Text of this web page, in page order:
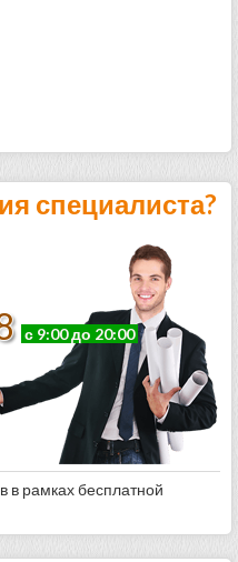
специалиста?
с 9:00 до 20:00
в рамках бесплатной